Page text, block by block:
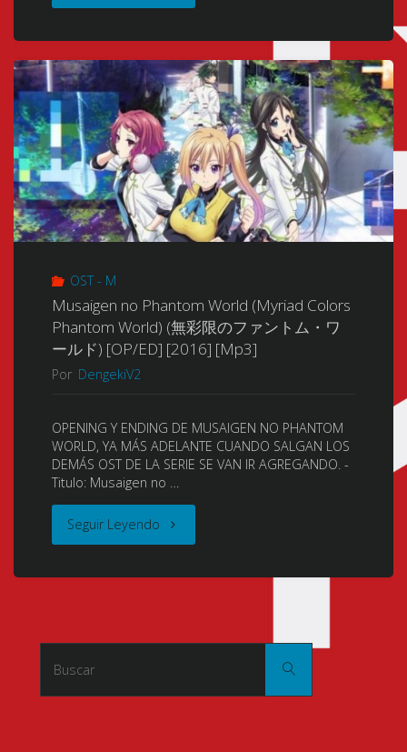
Phantom
World
(Myriad
Colors
Phantom
(無
彩
フ
ン
OST - M
Musaigen no Phantom World (Myriad Colors
Phantom World) (無彩限のファントム・ワ
ールド) [OP/ED] [2016] [Mp3]
Por DengekiV2
OPENING Y ENDING DE MUSAIGEN NO PHANTOM
WORLD, YA MÁS ADELANTE CUANDO SALGAN LOS
DEMÁS OST DE LA SERIE SE VAN IR AGREGANDO. -
Titulo: Musaigen no …
Seguir Leyendo "Musaigen
World
Buscar:
Buscar